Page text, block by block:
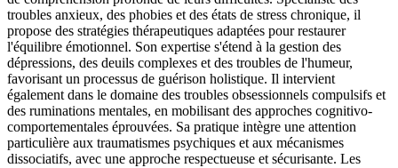
troubles anxieux, des phobies et des états de stress chronique, il
propose des stratégies thérapeutiques adaptées pour restaurer
l'équilibre émotionnel. Son expertise s'étend à la gestion des
dépressions, des deuils complexes et des troubles de l'humeur,
favorisant un processus de guérison holistique. Il intervient
également dans le domaine des troubles obsessionnels compulsifs et
des ruminations mentales, en mobilisant des approches cognitivo-
comportementales éprouvées. Sa pratique intègre une attention
particulière aux traumatismes psychiques et aux mécanismes
dissociatifs, avec une approche respectueuse et sécurisante. Les